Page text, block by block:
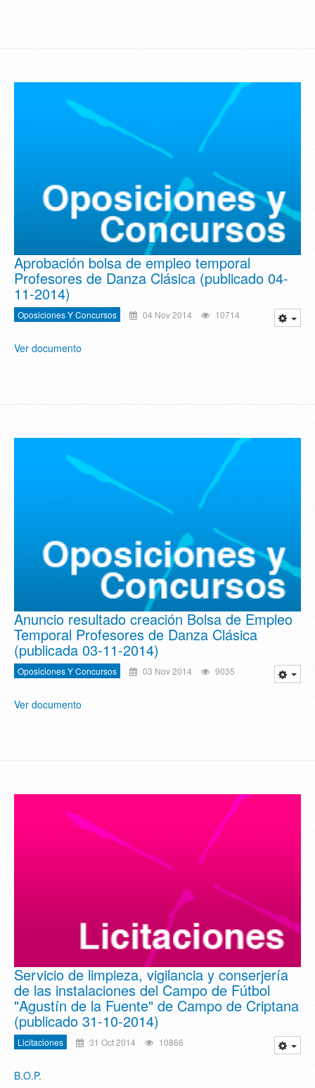
Aprobación bolsa de empleo temporal
Profesores de Danza Clásica (publicado 04-
11-2014)
Oposiciones Y Concursos 04 Nov 2014 10714
Ver documento
Anuncio resultado creación Bolsa de Empleo
Temporal Profesores de Danza Clásica
(publicada 03-11-2014)
Oposiciones Y Concursos 03 Nov 2014 9035
Ver documento
Servicio de limpieza, vigilancia y conserjería
de las instalaciones del Campo de Fútbol
"Agustín de la Fuente" de Campo de Criptana
(publicado 31-10-2014)
Licitaciones 31 Oct 2014 10866
B.O.P.